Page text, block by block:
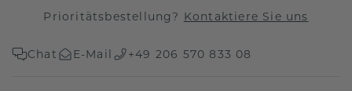
Prioritätsbestellung? Kontaktiere Sie uns
Chat E-Mail +49 206 570 833 08